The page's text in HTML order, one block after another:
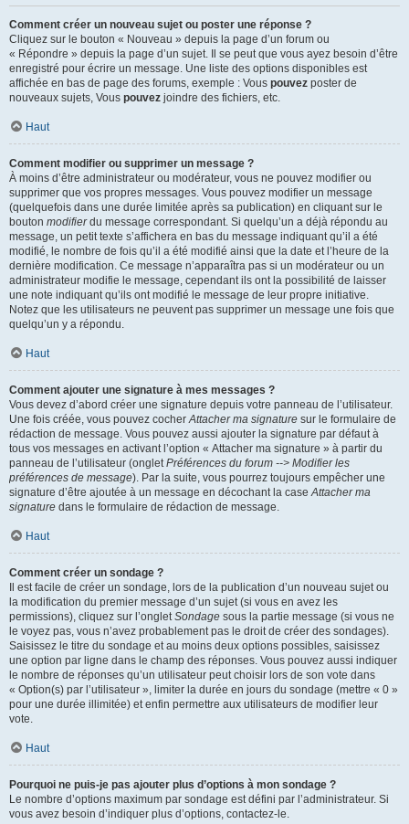
Comment créer un nouveau sujet ou poster une réponse ?
Cliquez sur le bouton « Nouveau » depuis la page d’un forum ou
« Répondre » depuis la page d’un sujet. Il se peut que vous ayez besoin d’être
enregistré pour écrire un message. Une liste des options disponibles est
affichée en bas de page des forums, exemple : Vous pouvez poster de
nouveaux sujets, Vous pouvez joindre des fichiers, etc.
Haut
Comment modifier ou supprimer un message ?
À moins d’être administrateur ou modérateur, vous ne pouvez modifier ou
supprimer que vos propres messages. Vous pouvez modifier un message
(quelquefois dans une durée limitée après sa publication) en cliquant sur le
bouton modifierdu message correspondant. Si quelqu’un a déjà répondu au
message, un petit texte s’affichera en bas du message indiquant qu’il a été
modifié, le nombre de fois qu’il a été modifié ainsi que la date et l’heure de la
dernière modification. Ce message n’apparaîtra pas si un modérateur ou un
administrateur modifie le message, cependant ils ont la possibilité de laisser
une note indiquant qu’ils ont modifié le message de leur propre initiative.
Notez que les utilisateurs ne peuvent pas supprimer un message une fois que
quelqu’un y a répondu.
Haut
Comment ajouter une signature à mes messages ?
Vous devez d’abord créer une signature depuis votre panneau de l’utilisateur.
Une fois créée, vous pouvez cocherAttacher ma signature sur le formulaire de
rédaction de message. Vous pouvez aussi ajouter la signature par défaut à
tous vos messages en activant l’option « Attacher ma signature » à partir du
panneau de l’utilisateur (ongletPréférences du forum --> Modifier les
préférences de message). Par la suite, vous pourrez toujours empêcher une
signature d’être ajoutée à un message en décochant la caseAttacher ma
signature dans le formulaire de rédaction de message.
Haut
Comment créer un sondage ?
Il est facile de créer un sondage, lors de la publication d’un nouveau sujet ou
la modification du premier message d’un sujet (si vous en avez les
permissions), cliquez sur l’ongletSondage sous la partie message (si vous ne
le voyez pas, vous n’avez probablement pas le droit de créer des sondages).
Saisissez le titre du sondage et au moins deux options possibles, saisissez
une option par ligne dans le champ des réponses. Vous pouvez aussi indiquer
le nombre de réponses qu’un utilisateur peut choisir lors de son vote dans
« Option(s) par l’utilisateur », limiter la durée en jours du sondage (mettre « 0 »
pour une durée illimitée) et enfin permettre aux utilisateurs de modifier leur
vote.
Haut
Pourquoi ne puis-je pas ajouter plus d’options à mon sondage ?
Le nombre d’options maximum par sondage est défini par l’administrateur. Si
vous avez besoin d’indiquer plus d’options, contactez-le.